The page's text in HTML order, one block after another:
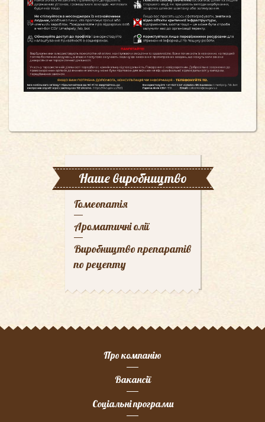
Наше виробництво
Гомеопатія
Ароматичні олії
Виробництво препаратів
по рецепту
Про компанію
Вакансії
Соціальні програми